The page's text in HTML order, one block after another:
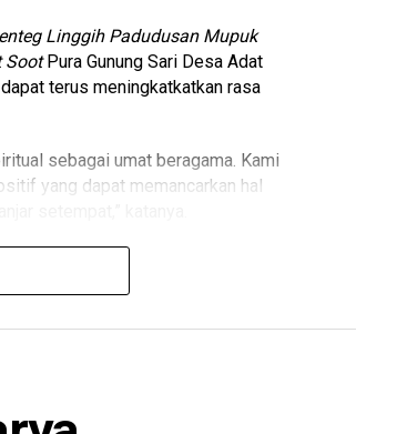
Linggih Padudusan Mupuk
SootPura Gunung Sari Desa Adat
terus meningkatkatkan rasa
sebagai umat beragama. Kami
yang dapat memancarkan hal